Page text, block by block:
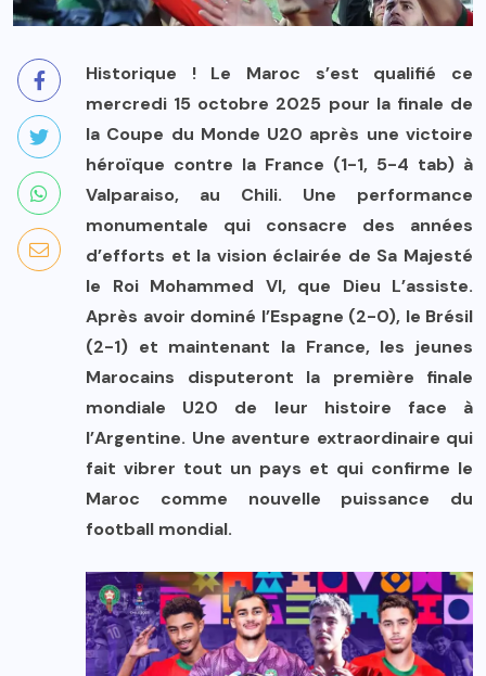
Historique ! Le Maroc s’est qualifié ce
mercredi 15 octobre 2025 pour la finale de
la Coupe du Monde U20 après une victoire
héroïque contre la France (1-1, 5-4 tab) à
Valparaiso, au Chili. Une performance
monumentale qui consacre des années
d’efforts et la vision éclairée de Sa Majesté
le Roi Mohammed VI, que Dieu L’assiste.
Après avoir dominé l’Espagne (2-0), le Brésil
(2-1) et maintenant la France, les jeunes
Marocains disputeront la première finale
mondiale U20 de leur histoire face à
l’Argentine. Une aventure extraordinaire qui
fait vibrer tout un pays et qui confirme le
Maroc comme nouvelle puissance du
football mondial.